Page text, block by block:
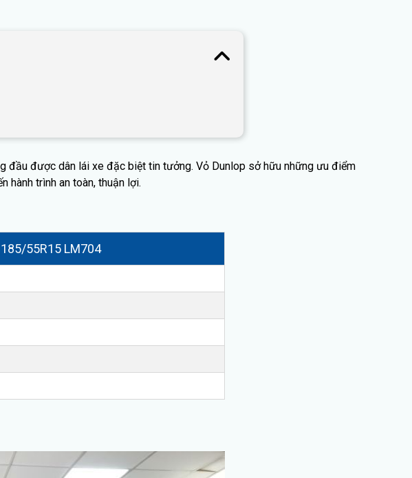
đầu được dân lái xe đặc biệt tin tưởng. Vỏ Dunlop sở hữu những ưu điểm
trình an toàn, thuận lợi.
55R15 LM704